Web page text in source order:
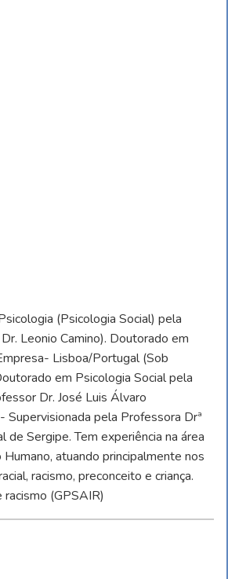
(Psicologia Social) pela
Leonio Camino). Doutorado em
Lisboa/Portugal (Sob
em Psicologia Social pela
Dr. José Luis Álvaro
pela Professora Drª
Sergipe. Tem experiência na área
atuando principalmente nos
racismo, preconceito e criança.
(GPSAIR)